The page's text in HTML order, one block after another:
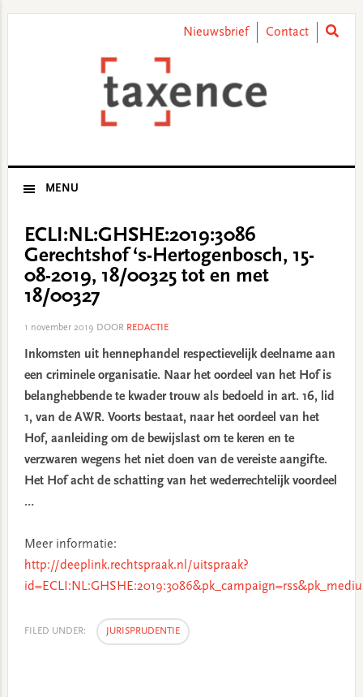
Nieuwsbrief Contact
MENU
ECLI:NL:GHSHE:2019:3086
Gerechtshof ‘s-Hertogenbosch, 15-
08-2019, 18/00325 tot en met
18/00327
1 november 2019 DOOR REDACTIE
Inkomsten uit hennephandel respectievelijk deelname aan
een criminele organisatie. Naar het oordeel van het Hof is
belanghebbende te kwader trouw als bedoeld in art. 16, lid
1, van de AWR. Voorts bestaat, naar het oordeel van het
Hof, aanleiding om de bewijslast om te keren en te
verzwaren wegens het niet doen van de vereiste aangifte.
Het Hof acht de schatting van het wederrechtelijk voordeel
…
Meer informatie:
http://deeplink.rechtspraak.nl/uitspraak?
FILED UNDER: JURISPRUDENTIE